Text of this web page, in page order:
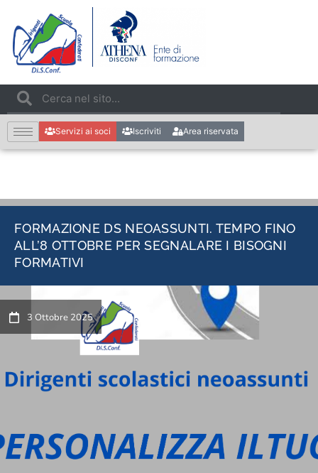
Servizi ai soci Iscriviti Area riservata
FORMAZIONE DS NEOASSUNTI. TEMPO FINO
ALL’8 OTTOBRE PER SEGNALARE I BISOGNI
FORMATIVI
3 Ottobre 2025